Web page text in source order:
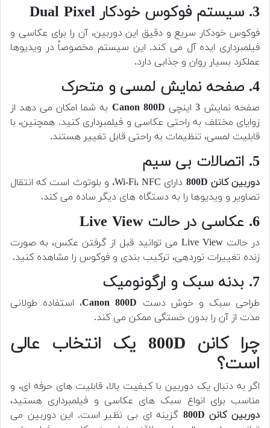
3. سیستم فوکوس خودکار Dual Pixel
فوکوس خودکار سریع و دقیق این دوربین، آن را برای عکاسی و
فیلمبرداری ایده آل می کند. این سیستم مخصوصاً در ویدیوها
عملکرد بسیار روان و جذابی دارد.
4. صفحه نمایش لمسی و متحرک
صفحه نمایش 3 اینچی Canon 800D به شما امکان می دهد از
زوایای مختلف به راحتی عکاسی و فیلمبرداری کنید. همچنین، با
قابلیت لمسی، تنظیمات به راحتی قابل تغییر هستند.
5. اتصالات بی سیم
دوربین کانن 800D
دارای Wi-Fi، NFC، و بلوتوث است که انتقال
تصاویر و ویدیوها را به دستگاه های دیگر ساده می کند.
6. عکاسی در حالت Live View
در حالت Live View می توانید قبل از گرفتن عکس، به صورت
زنده تغییرات نوردهی، ترکیب بندی و فوکوس را مشاهده کنید.
7. بدنه سبک و ارگونومیک
طراحی سبک و خوش دست Canon 800D، استفاده طولانی
مدت از آن را بدون خستگی ممکن می کند.
چرا کانن 800D یک انتخاب عالی
است؟
اگر به دنبال یک دوربین با کیفیت بالا، قابلیت های حرفه ای، و
مناسب برای انواع سبک های عکاسی و فیلمبرداری هستید،
دوربین کانن 800D
گزینه ای بی نظیر است. این دوربین می